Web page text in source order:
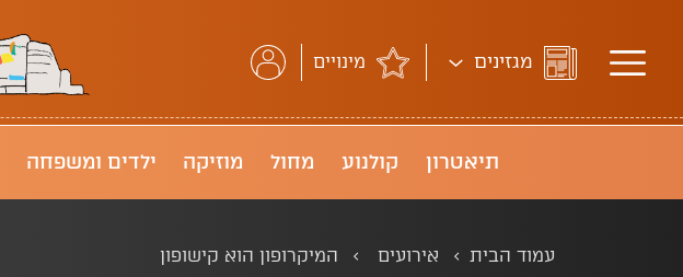
תיאטרון ירושלים
מגזינים מינויים
תיאטרון קולנוע מחול מוזיקה ילדים ומשפחה
עמוד הבית אירועים המיקרופון הוא קישופון